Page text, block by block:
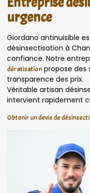
urgence
Giordano antinuisible
désinsectisation à
confiance. Notre
dératisation propose des
transparence des prix.
Véritable artisan
intervient rapidement
Obtenir un devis de